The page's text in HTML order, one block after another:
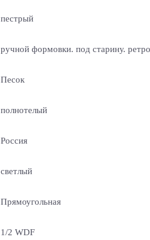
пестрый
ручной формовки. под старину. ретро
Песок
полнотелый
Россия
светлый
Прямоугольная
1/2 WDF